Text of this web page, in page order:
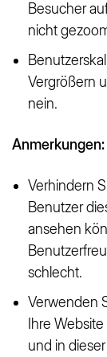
Besucher
nicht
Vergrößern
nein.
Anmerkungen:
Verhindern
Benutzer
ansehen
schlecht.
Verwenden
Ihre
und in